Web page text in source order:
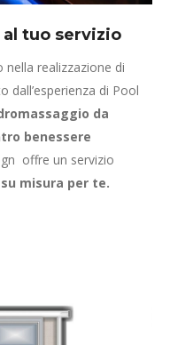
tuo servizio
nella realizzazione di
dall’esperienza di Pool
da
benessere
offre un servizio
misura per te.